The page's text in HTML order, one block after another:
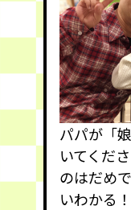
パパが「
いてくだ
のはだめ
いわかる！